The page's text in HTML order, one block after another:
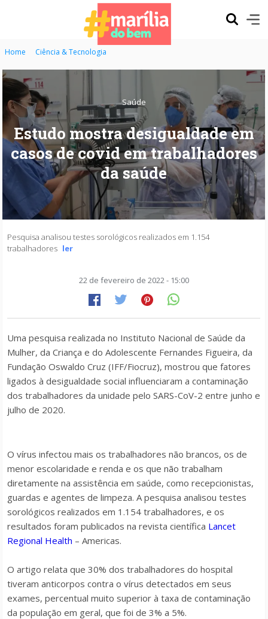
Home Ciência & Tecnologia
Saúde
Estudo mostra desigualdade em
casos de covid em trabalhadores
da saúde
Pesquisa analisou testes sorológicos realizados em 1.154
trabalhadores ler
22 de fevereiro de 2022 - 15:00
Uma pesquisa realizada no Instituto Nacional de Saúde da
Mulher, da Criança e do Adolescente Fernandes Figueira, da
Fundação Oswaldo Cruz (IFF/Fiocruz), mostrou que fatores
ligados à desigualdade social influenciaram a contaminação
dos trabalhadores da unidade pelo SARS-CoV-2 entre junho e
julho de 2020.
O vírus infectou mais os trabalhadores não brancos, os de
menor escolaridade e renda e os que não trabalham
diretamente na assistência em saúde, como recepcionistas,
guardas e agentes de limpeza. A pesquisa analisou testes
sorológicos realizados em 1.154 trabalhadores, e os
resultados foram publicados na revista científica Lancet
Regional Health – Americas.
O artigo relata que 30% dos trabalhadores do hospital
tiveram anticorpos contra o vírus detectados em seus
exames, percentual muito superior à taxa de contaminação
da população em geral, que foi de 3% a 5%.